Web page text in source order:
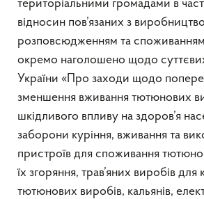
територіальними громадами в
відносин пов’язаних з
розповсюдженням та
окремо наголошено щодо суттєвих
України «Про заходи щодо
зменшення вживання тютюнових
шкідливого впливу на здоров’я
заборони куріння, вживання та
пристроїв для споживання
їх згоряння, трав’яних виробів для
тютюнових виробів, кальянів,